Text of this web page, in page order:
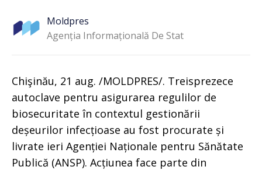
Moldpres
Agenția Informațională De Stat
Chişinău, 21 aug. /MOLDPRES/. Treisprezece
autoclave pentru asigurarea regulilor de
biosecuritate în contextul gestionării
deșeurilor infecțioase au fost procurate și
livrate ieri Agenției Naționale pentru Sănătate
Publică (ANSP). Acțiunea face parte din